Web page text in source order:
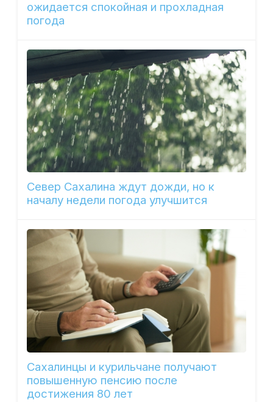
ожидается спокойная и прохладная
погода
Север Сахалина ждут дожди, но к
началу недели погода улучшится
Сахалинцы и курильчане получают
повышенную пенсию после
достижения 80 лет